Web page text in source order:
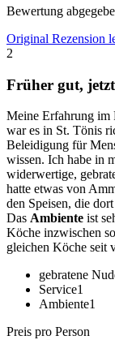
Bewertung
Original Rezension
2
Früher gut,
Meine Erfahrung im
war es in St. Tönis
Beleidigung für
wissen. Ich habe in
widerwertige,
hatte etwas von
den Speisen, die
Das Ambiente ist
Köche inzwischen
gleichen Köche seit
gebratene
Service1
Ambiente1
Preis pro Person